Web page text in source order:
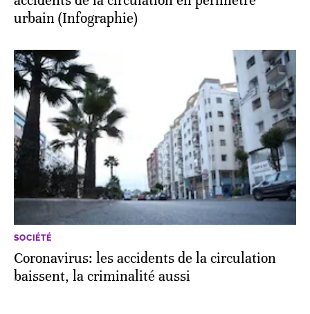
urbain (Infographie)
SOCIÉTÉ
Coronavirus: les accidents de la circulation
baissent, la criminalité aussi